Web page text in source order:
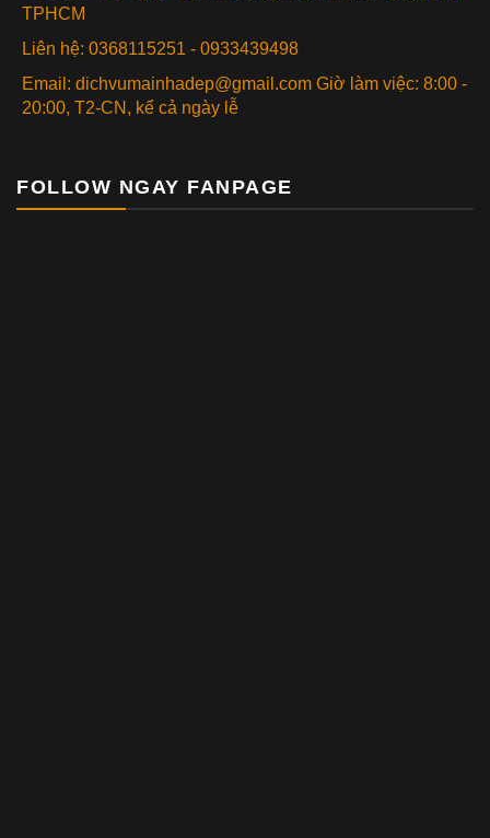
TPHCM
Liên hệ: 0368115251 - 0933439498
Email: dichvumainhadep@gmail.com Giờ làm việc: 8:00 -
20:00, T2-CN, kể cả ngày lễ
FOLLOW NGAY FANPAGE